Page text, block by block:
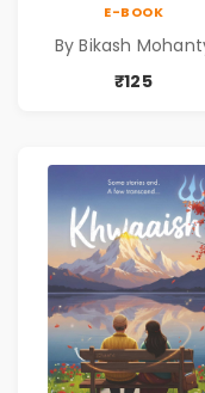
E-BOOK
By Bikash
₹125